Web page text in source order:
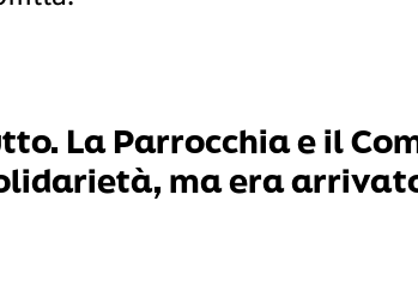
La Parrocchia e il
ma era